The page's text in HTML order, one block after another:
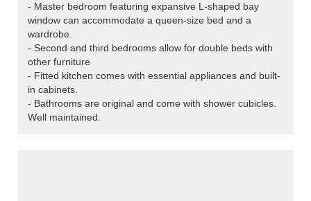
- Master bedroom featuring expansive L-shaped bay
window can accommodate a queen-size bed and a
wardrobe.
- Second and third bedrooms allow for double beds with
other furniture
- Fitted kitchen comes with essential appliances and built-
in cabinets.
- Bathrooms are original and come with shower cubicles.
Well maintained.